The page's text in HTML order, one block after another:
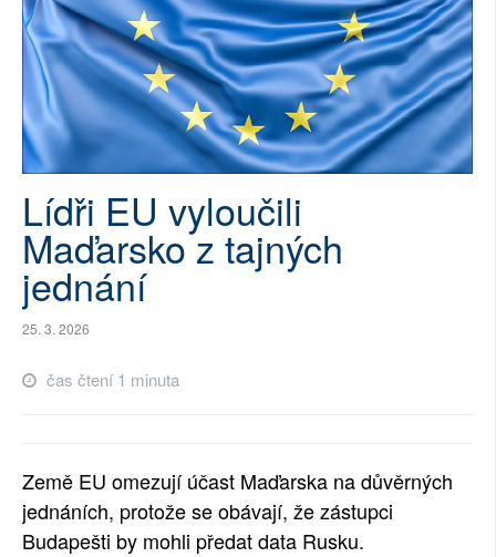
TÉMATA
NEJČTENĚJŠÍ ZA 7 DNÍ
AUTOŘI
PŘÍSPĚVKY NA PROVOZ
SOCIÁLNÍ SÍTĚ
RUBRIKY
PLNÁ VERZE STRÁNEK
Lídři EU vyloučili
Maďarsko z tajných
jednání
25. 3. 2026
čas čtení 1 minuta
Země EU omezují účast Maďarska na důvěrných
jednáních, protože se obávají, že zástupci
Budapešti by mohli předat data Rusku.